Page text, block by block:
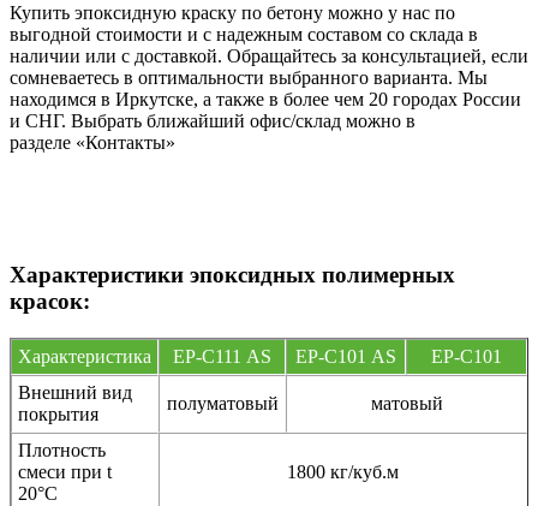
Купить эпоксидную краску по бетону можно у нас по
выгодной стоимости и с надежным составом со склада в
наличии или с доставкой. Обращайтесь за консультацией, если
сомневаетесь в оптимальности выбранного варианта. Мы
находимся в Иркутске, а также в более чем 20 городах России
и СНГ. Выбрать ближайший офис/склад можно в
разделе «Контакты»
Характеристики эпоксидных полимерных
красок:
Характеристика EP-С111 AS EP-С101 AS
EP-C101
Внешний вид
покрытия
полуматовый матовый
Плотность
смеси при t
20°C
1800 кг/куб.м